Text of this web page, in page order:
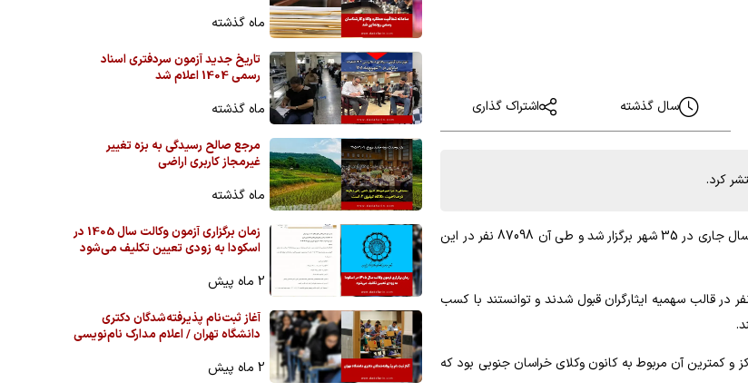
سال گذشته اشتراک گذاری
آزمون وکالت سال 1403 کانون وکلای دادگستری صبح روز پنجشنبه 17 آبان ماه سال جاری در 35 شهر برگزار شد و طی آن 87098 نفر در این
این آزمون مجموعا 9852 نفر شامل 8077 نفر در قالب سهمیه آزاد و 1775 نفر در قالب سهمیه ایثارگران قبول شدند و توانستند با کسب
وکلای دادگستری مرکز و کمترین آن مربوط به کانون وکلای خراسان جنوبی بود که
ماه گذشته
تاریخ جدید آزمون سردفتری اسناد
رسمی 1404 اعلام شد
ماه گذشته
مرجع صالح رسیدگی به بزه تغییر
غیرمجاز کاربری اراضی
ماه گذشته
زمان برگزاری آزمون وکالت سال 1405 در
اسکودا به زودی تعیین تکلیف می‌شود
2 ماه پیش
آغاز ثبت‌نام پذیرفته‌شدگان دکتری
دانشگاه تهران / اعلام مدارک نام‌نویسی
2 ماه پیش